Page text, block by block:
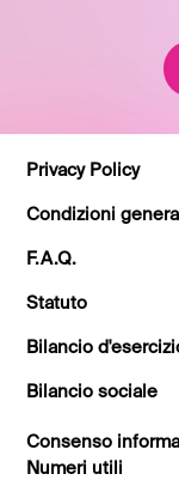
Privacy Policy
Condizioni
F.A.Q.
Statuto
Bilancio
Bilancio sociale
Consenso
Numeri utili